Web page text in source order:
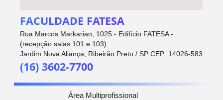
FACULDADE FATESA
Rua Marcos Markarian, 1025 - Edifício FATESA -
(recepção salas 101 e 103)
Jardim Nova Aliança, Ribeirão Preto / SP CEP: 14026-583
(16) 3602-7700
Área Multiprofissional